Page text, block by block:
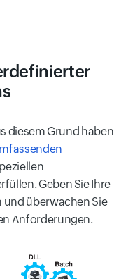
diesem Grund haben
Geben Sie Ihre
überwachen Sie
Anforderungen.